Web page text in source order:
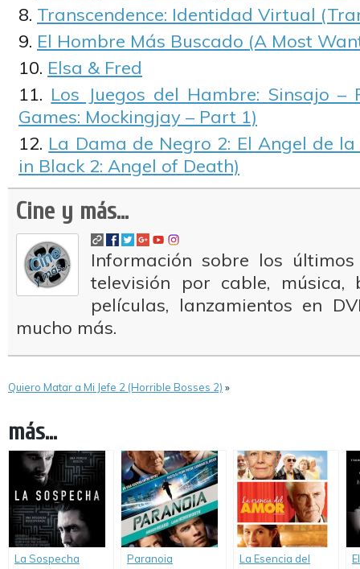
Transcendence: Identidad Virtual
El Hombre Más Buscado (A Most
Elsa & Fred
Los Juegos del Hambre: Sinsajo
Games: Mockingjay – Part 1)
La Dama de Negro 2: El Angel de
in Black 2: Angel of Death)
Cine y más...
Información sobre los
televisión por cable, música,
películas, lanzamientos en
mucho más.
Quiero Matar a Mi Jefe 2 (Horrible Bosses 2) »
más...
La Sospecha
Paranoia
La Esencia del